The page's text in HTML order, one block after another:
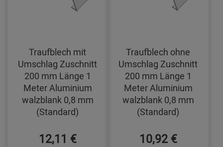
Traufblech mit
Umschlag Zuschnitt
200 mm Länge 1
Meter Aluminium
walzblank 0,8 mm
(Standard)
12,11 €
Traufblech ohne
Umschlag Zuschnitt
200 mm Länge 1
Meter Aluminium
walzblank 0,8 mm
(Standard)
10,92 €